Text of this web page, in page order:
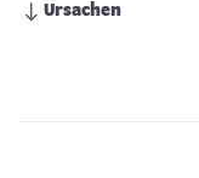
Ursachen